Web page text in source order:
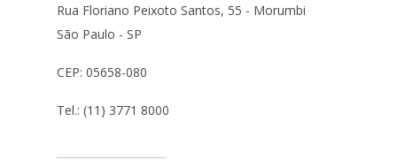
Rua Floriano Peixoto Santos, 55 - Morumbi
São Paulo - SP
CEP: 05658-080
Tel.: (11) 3771 8000